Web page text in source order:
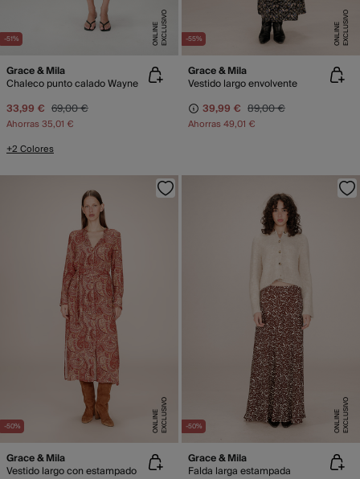
-51% E
X
C
L
U
SI
V
O
O
N
LI
N
E
Grace & Mila
Chaleco punto calado Wayne
33,99 € 69,00 €
Ahorras35,01 €
+2 Colores
-55% E
X
C
L
U
SI
V
O
O
N
LI
N
E
Grace & Mila
Vestido largo envolvente
39,99 € 89,00 €
Ahorras49,01 €
-50% E
X
C
L
U
SI
V
O
O
N
LI
N
E
Grace & Mila
Vestido largo con estampado
-50% E
X
C
L
U
SI
V
O
O
N
LI
N
E
Grace & Mila
Falda larga estampada